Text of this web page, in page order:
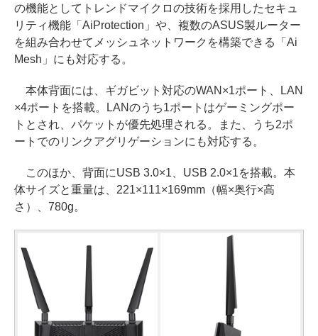
の機能としてトレンドマイクロの技術を採用したセキュ
リティ機能「AiProtection」や、複数のASUS製ルーター
を組み合わせてメッシュネットワークを構築できる「Ai
Mesh」にも対応する。
本体背面には、ギガビット対応のWAN×1ポート、LAN
×4ポートを搭載。LANのうち1ポートはゲーミングポー
トとされ、パケットが優先処理される。また、うち2ポ
ートでのリンクアグリゲーションにも対応する。
このほか、背面にUSB 3.0×1、USB 2.0×1を搭載。本
体サイズと重量は、221×111×169mm（幅×奥行×高
さ）、780g。